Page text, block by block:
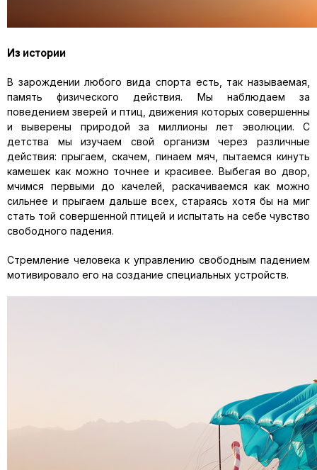
Из истории
В зарождении любого вида спорта есть, так называемая,
память физического действия. Мы наблюдаем за
поведением зверей и птиц, движения которых совершенны
и выверены природой за миллионы лет эволюции. С
детства мы изучаем свой организм через различные
действия: прыгаем, скачем, пинаем мяч, пытаемся кинуть
камешек как можно точнее и красивее. Выбегая во двор,
мчимся первыми до качелей, раскачиваемся как можно
сильнее и прыгаем дальше всех, стараясь хотя бы на миг
стать той совершенной птицей и испытать на себе чувство
свободного падения.
Стремление человека к управлению свободным падением
мотивировало его на создание специальных устройств.